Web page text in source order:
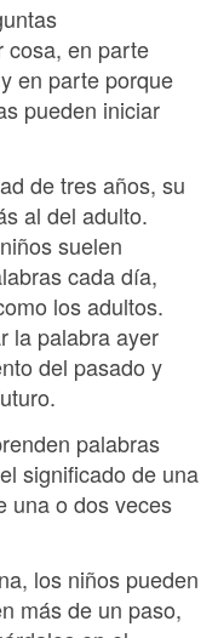
cosa, en parte
en parte porque
pueden iniciar
de tres años, su
al del adulto.
suelen
cada día,
los adultos.
la palabra ayer
del pasado y
palabras
significado de una
una o dos veces
los niños pueden
más de un paso,